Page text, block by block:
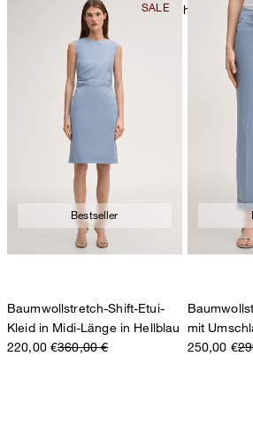
chemische Reinigung mit
Bestseller
Baumwollstretch-Shift-Etui-
Kleid in Midi-Länge in Hellblau
220,00 €360,00 €
mit
250,00 €